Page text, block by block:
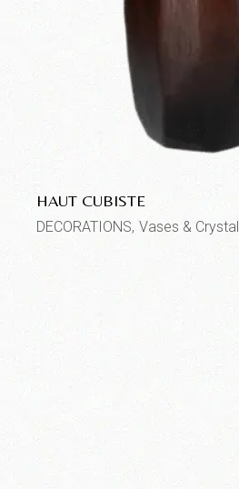
HAUT CUBISTE
DECORATIONS Vases & Crystal